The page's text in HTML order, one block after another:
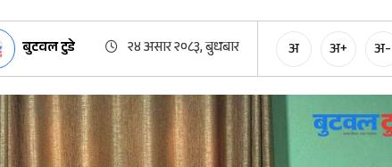
बुटवल टुडे २४ असार २०८३, बुधबार अ अ+ अ-